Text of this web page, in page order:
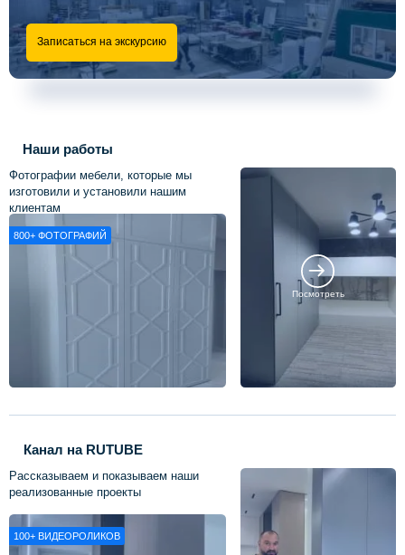
Записаться на экскурсию
Наши работы
Фотографии мебели, которые мы
изготовили и установили нашим
клиентам
800+ ФОТОГРАФИЙ
Посмотреть
Канал на RUTUBE
Рассказываем и показываем наши
реализованные проекты
100+ ВИДЕОРОЛИКОВ